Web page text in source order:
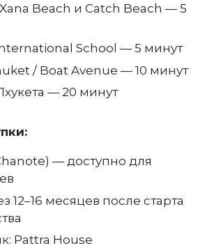
Beach и Catch Beach — 5
School — 5 минут
/ Boat Avenue — 10 минут
— 20 минут
— доступно для
12–16 месяцев после старта
Pattra House